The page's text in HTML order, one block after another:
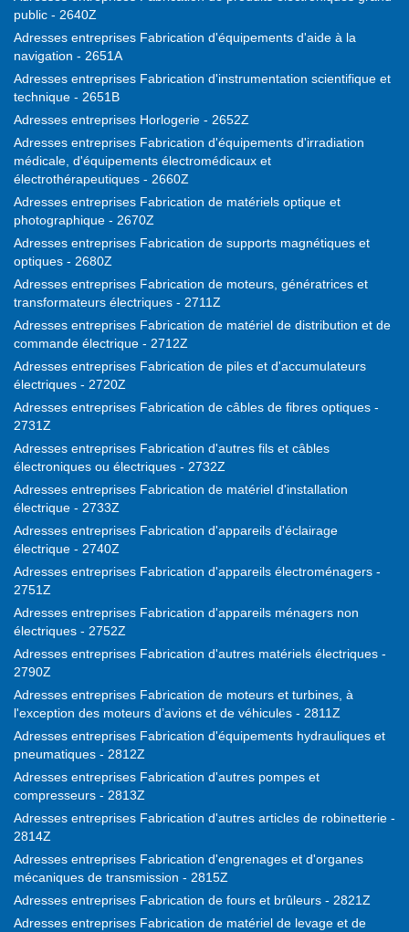
public - 2640Z
Adresses entreprises Fabrication d'équipements d'aide à la
navigation - 2651A
Adresses entreprises Fabrication d'instrumentation scientifique et
technique - 2651B
Adresses entreprises Horlogerie - 2652Z
Adresses entreprises Fabrication d'équipements d'irradiation
médicale, d'équipements électromédicaux et
électrothérapeutiques - 2660Z
Adresses entreprises Fabrication de matériels optique et
photographique - 2670Z
Adresses entreprises Fabrication de supports magnétiques et
optiques - 2680Z
Adresses entreprises Fabrication de moteurs, génératrices et
transformateurs électriques - 2711Z
Adresses entreprises Fabrication de matériel de distribution et de
commande électrique - 2712Z
Adresses entreprises Fabrication de piles et d'accumulateurs
électriques - 2720Z
Adresses entreprises Fabrication de câbles de fibres optiques -
2731Z
Adresses entreprises Fabrication d'autres fils et câbles
électroniques ou électriques - 2732Z
Adresses entreprises Fabrication de matériel d'installation
électrique - 2733Z
Adresses entreprises Fabrication d'appareils d'éclairage
électrique - 2740Z
Adresses entreprises Fabrication d'appareils électroménagers -
2751Z
Adresses entreprises Fabrication d'appareils ménagers non
électriques - 2752Z
Adresses entreprises Fabrication d'autres matériels électriques -
2790Z
Adresses entreprises Fabrication de moteurs et turbines, à
l'exception des moteurs d’avions et de véhicules - 2811Z
Adresses entreprises Fabrication d'équipements hydrauliques et
pneumatiques - 2812Z
Adresses entreprises Fabrication d'autres pompes et
compresseurs - 2813Z
Adresses entreprises Fabrication d'autres articles de robinetterie -
2814Z
Adresses entreprises Fabrication d'engrenages et d'organes
mécaniques de transmission - 2815Z
Adresses entreprises Fabrication de fours et brûleurs - 2821Z
Adresses entreprises Fabrication de matériel de levage et de